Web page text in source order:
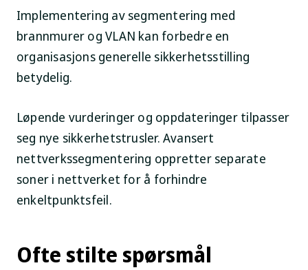
Implementering av segmentering med
brannmurer og VLAN kan forbedre en
organisasjons generelle sikkerhetsstilling
betydelig.
Løpende vurderinger og oppdateringer tilpasser
seg nye sikkerhetstrusler. Avansert
nettverkssegmentering oppretter separate
soner i nettverket for å forhindre
enkeltpunktsfeil.
Ofte stilte spørsmål